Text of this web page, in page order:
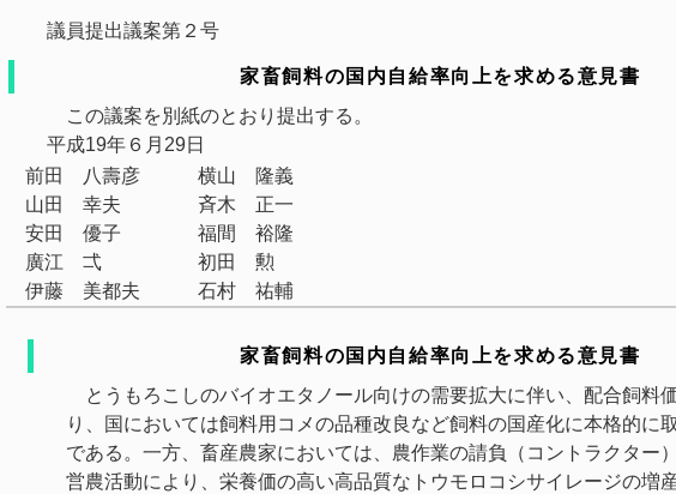
議員提出議案第２号
家畜飼料の国内自給率向上を求める意見書
この議案を別紙のとおり提出する。
平成19年６月29日
前田 八壽彦
横山 隆義
山田 幸夫
斉木 正一
安田 優子
福間 裕隆
廣江 弌
初田 勲
伊藤 美都夫
石村 祐輔
家畜飼料の国内自給率向上を求める意見書
とうもろこしのバイオエタノール向けの需要拡大に伴い、配合飼料
り、国においては飼料用コメの品種改良など飼料の国産化に本格的に
である。一方、畜産農家においては、農作業の請負（コントラクター
営農活動により、栄養価の高い高品質なトウモロコシサイレージの増